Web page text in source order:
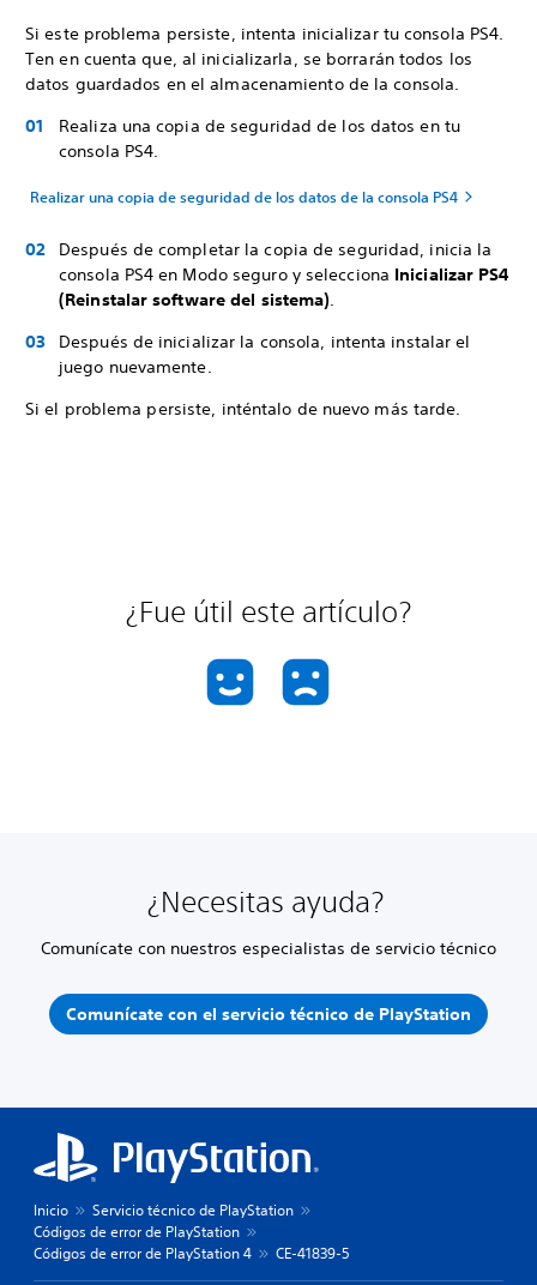
Si este problema persiste, intenta inicializar tu consola PS4.
Ten en cuenta que, al inicializarla, se borrarán todos los
datos guardados en el almacenamiento de la consola.
Realiza una copia de seguridad de los datos en tu
consola PS4.
Realizar una copia de seguridad de los datos de la consola PS4
Después de completar la copia de seguridad, inicia la
consola PS4 en Modo seguro y selecciona Inicializar PS4
(Reinstalar software del sistema).
Después de inicializar la consola, intenta instalar el
juego nuevamente.
Si el problema persiste, inténtalo de nuevo más tarde.
¿Fue útil este artículo?
¿Necesitas ayuda?
Comunícate con nuestros especialistas de servicio técnico
Comunícate con el servicio técnico de PlayStation
Inicio
Servicio técnico de PlayStation
Códigos de error de PlayStation
Códigos de error de PlayStation 4
CE-41839-5